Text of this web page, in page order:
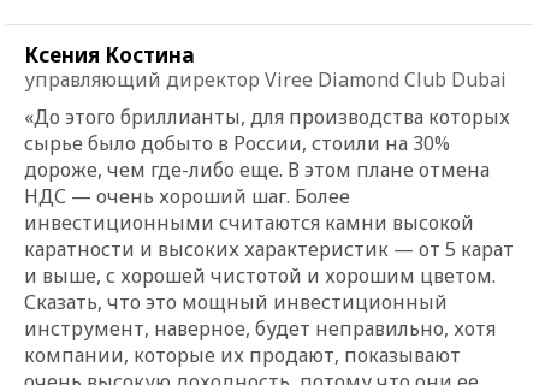
Ксения Костина
управляющий директор Viree Diamond Club Dubai
«До этого бриллианты, для производства которых
сырье было добыто в России, стоили на 30%
дороже, чем где-либо еще. В этом плане отмена
НДС — очень хороший шаг. Более
инвестиционными считаются камни высокой
каратности и высоких характеристик — от 5 карат
и выше, с хорошей чистотой и хорошим цветом.
Сказать, что это мощный инвестиционный
инструмент, наверное, будет неправильно, хотя
компании, которые их продают, показывают